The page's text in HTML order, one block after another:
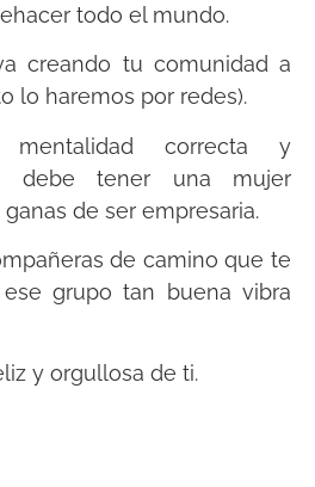
todo el mundo.
creando tu comunidad a
lo haremos por redes).
correcta y
debe tener una mujer
de ser empresaria.
de camino que te
grupo tan buena vibra
y orgullosa de ti.